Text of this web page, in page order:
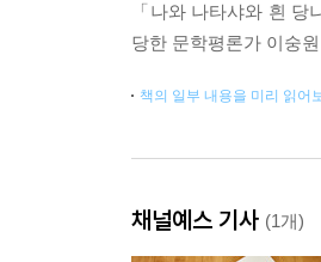
「나와 나타샤와 흰
당한 문학평론가 이숭
책의 일부 내용을 미리 읽어
채널예스 기사 (1개)